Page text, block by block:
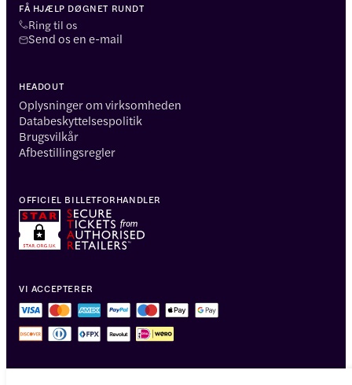
FÅ HJÆLP DØGNET RUNDT
Ring til os
Send os en e-mail
HEADOUT
Oplysninger om virksomheden
Databeskyttelsespolitik
Brugsvilkår
Afbestillingsregler
VI ACCEPTERER
OFFICIEL BILLETFORHANDLER